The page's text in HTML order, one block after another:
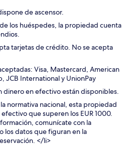
de ascensor.
los huéspedes, la propiedad cuenta
tarjetas de crédito. No se acepta
Visa, Mastercard, American
JCB International y UnionPay
dinero en efectivo están disponibles.
normativa nacional, esta propiedad
que superen los EUR 1000.
comunícate con la
los datos que figuran en la
</li>